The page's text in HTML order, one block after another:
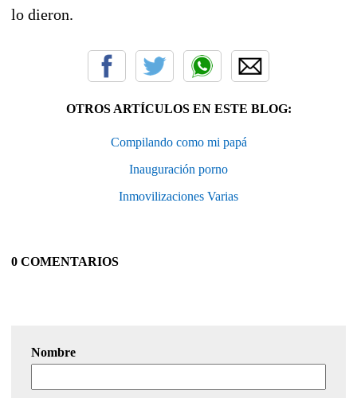
lo dieron.
OTROS ARTÍCULOS EN ESTE BLOG:
Compilando como mi papá
Inauguración porno
Inmovilizaciones Varias
0 COMENTARIOS
Nombre